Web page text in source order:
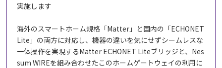
実施します
海外のスマートホーム規格「Matter 」と国内の「ECHONET
Lite 」の両方に対応し、機器の違いを気にせずシームレスな
一体操作を実現するMatter ECHONET Liteブリッジと、 Nes
sum WIREを組み合わせたこのホームゲートウェイの利用に